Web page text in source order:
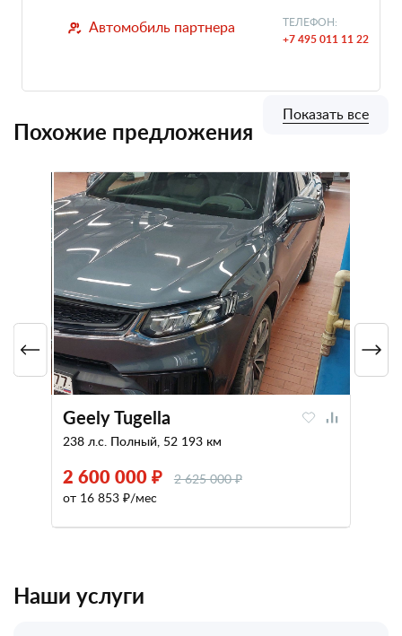
Автомобиль партнера ТЕЛЕФОН:
+7 495 011 11 22
Похожие предложения
Geely Tugella
238 л.с. Полный, 52 193 км
2 600 000 ₽
2 625 000 ₽
от 16 853 ₽/мес
Показать все
Наши услуги